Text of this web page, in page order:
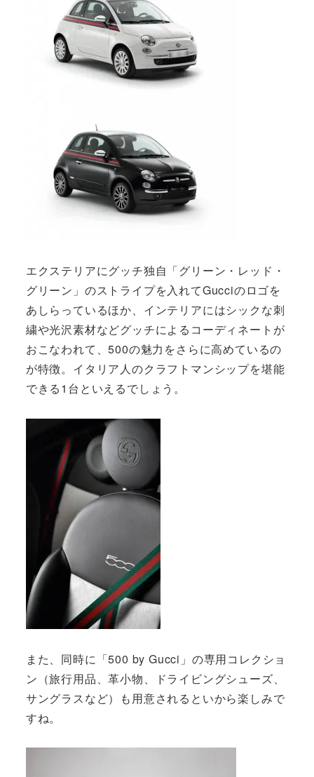
エクステリアにグッチ独自「グリーン・レッド・
グリーン」のストライプを入れてGucciのロゴを
あしらっているほか、インテリアにはシックな刺
繍や光沢素材などグッチによるコーディネートが
おこなわれて、500の魅力をさらに高めているの
が特徴。イタリア人のクラフトマンシップを堪能
できる1台といえるでしょう。
また、同時に「500 by Gucci」の専用コレクショ
ン（旅行用品、革小物、ドライビングシューズ、
サングラスなど）も用意されるといから楽しみで
すね。